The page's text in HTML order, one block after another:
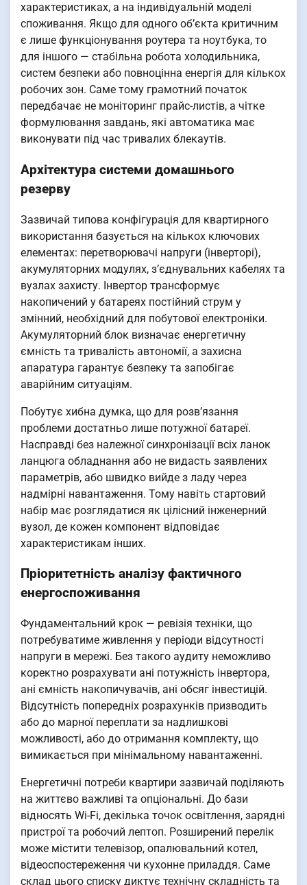
характеристиках, а на індивідуальній моделі
споживання. Якщо для одного об’єкта критичним
є лише функціонування роутера та ноутбука, то
для іншого — стабільна робота холодильника,
систем безпеки або повноцінна енергія для кількох
робочих зон. Саме тому грамотний початок
передбачає не моніторинг прайс-листів, а чітке
формулювання завдань, які автоматика має
виконувати під час тривалих блекаутів.
Архітектура системи домашнього
резерву
Зазвичай типова конфігурація для квартирного
використання базується на кількох ключових
елементах: перетворювачі напруги (інверторі),
акумуляторних модулях, з’єднувальних кабелях та
вузлах захисту. Інвертор трансформує
накопичений у батареях постійний струм у
змінний, необхідний для побутової електроніки.
Акумуляторний блок визначає енергетичну
ємність та тривалість автономії, а захисна
апаратура гарантує безпеку та запобігає
аварійним ситуаціям.
Побутує хибна думка, що для розв’язання
проблеми достатньо лише потужної батареї.
Насправді без належної синхронізації всіх ланок
ланцюга обладнання або не видасть заявлених
параметрів, або швидко вийде з ладу через
надмірні навантаження. Тому навіть стартовий
набір має розглядатися як цілісний інженерний
вузол, де кожен компонент відповідає
характеристикам інших.
Пріоритетність аналізу фактичного
енергоспоживання
Фундаментальний крок — ревізія техніки, що
потребуватиме живлення у періоди відсутності
напруги в мережі. Без такого аудиту неможливо
коректно розрахувати ані потужність інвертора,
ані ємність накопичувачів, ані обсяг інвестицій.
Відсутність попередніх розрахунків призводить
або до марної переплати за надлишкові
можливості, або до отримання комплекту, що
вимикається при мінімальному навантаженні.
Енергетичні потреби квартири зазвичай поділяють
на життєво важливі та опціональні. До бази
відносять Wi-Fi, декілька точок освітлення, зарядні
пристрої та робочий лептоп. Розширений перелік
може містити телевізор, опалювальний котел,
відеоспостереження чи кухонне приладдя. Саме
склад цього списку диктує технічну складність та